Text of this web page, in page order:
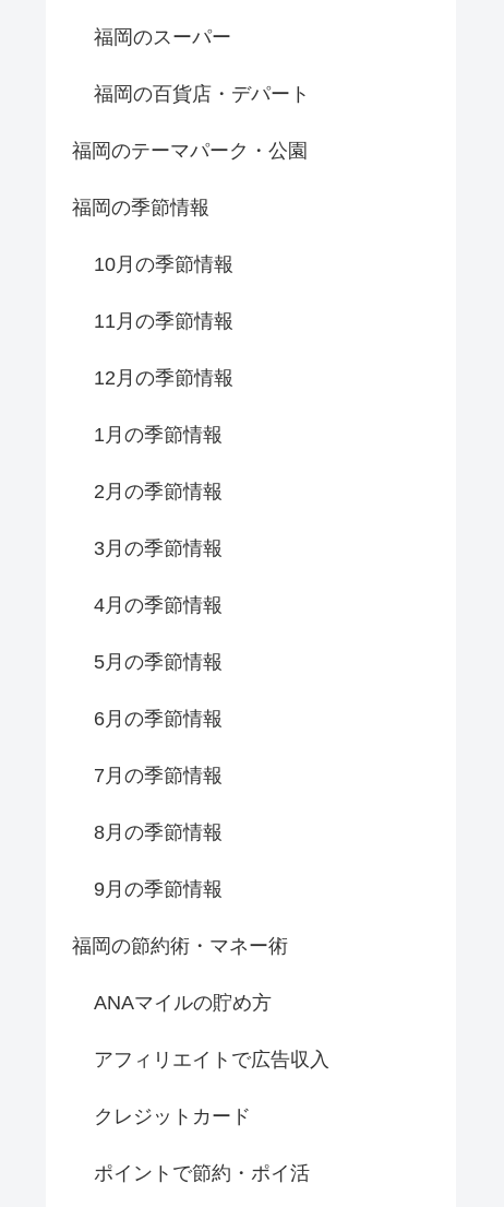
福岡のスーパー
福岡の百貨店・デパート
福岡のテーマパーク・公園
福岡の季節情報
10月の季節情報
11月の季節情報
12月の季節情報
1月の季節情報
2月の季節情報
3月の季節情報
4月の季節情報
5月の季節情報
6月の季節情報
7月の季節情報
8月の季節情報
9月の季節情報
福岡の節約術・マネー術
ANAマイルの貯め方
アフィリエイトで広告収入
クレジットカード
ポイントで節約・ポイ活